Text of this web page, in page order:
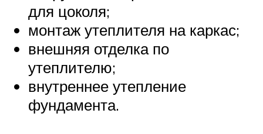
для цоколя;
монтаж утеплителя на каркас;
внешняя отделка по
утеплителю;
внутреннее утепление
фундамента.